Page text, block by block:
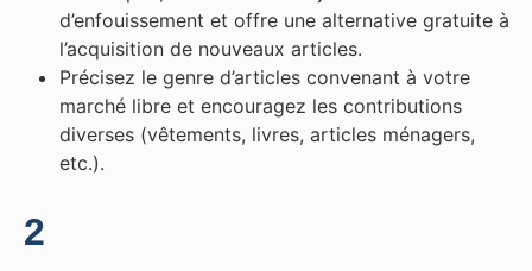
d’enfouissement et offre une alternative gratuite à
l’acquisition de nouveaux articles.
Précisez le genre d’articles convenant à votre
marché libre et encouragez les contributions
diverses (vêtements, livres, articles ménagers,
etc.).
2